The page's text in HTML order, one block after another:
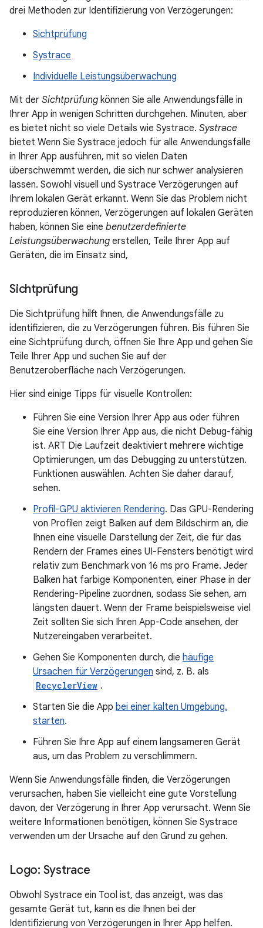
drei Methoden zur Identifizierung von Verzögerungen:
Sichtprüfung
Systrace
Individuelle Leistungsüberwachung
Mit der Sichtprüfung können Sie alle Anwendungsfälle in
Ihrer App in wenigen Schritten durchgehen. Minuten, aber
es bietet nicht so viele Details wie Systrace. Systrace
bietet Wenn Sie Systrace jedoch für alle Anwendungsfälle
in Ihrer App ausführen, mit so vielen Daten
überschwemmt werden, die sich nur schwer analysieren
lassen. Sowohl visuell und Systrace Verzögerungen auf
Ihrem lokalen Gerät erkannt. Wenn Sie das Problem nicht
reproduzieren können, Verzögerungen auf lokalen Geräten
haben, können Sie eine benutzerdefinierte
Leistungsüberwachung erstellen, Teile Ihrer App auf
Geräten, die im Einsatz sind,
Sichtprüfung
Die Sichtprüfung hilft Ihnen, die Anwendungsfälle zu
identifizieren, die zu Verzögerungen führen. Bis führen Sie
eine Sichtprüfung durch, öffnen Sie Ihre App und gehen Sie
Teile Ihrer App und suchen Sie auf der
Benutzeroberfläche nach Verzögerungen.
Hier sind einige Tipps für visuelle Kontrollen:
Führen Sie eine Version Ihrer App aus oder führen
Sie eine Version Ihrer App aus, die nicht Debug-fähig
ist. ART Die Laufzeit deaktiviert mehrere wichtige
Optimierungen, um das Debugging zu unterstützen.
Funktionen auswählen. Achten Sie daher darauf,
sehen.
Profil-GPU aktivieren Rendering. Das GPU-Rendering
von Profilen zeigt Balken auf dem Bildschirm an, die
Ihnen eine visuelle Darstellung der Zeit, die für das
Rendern der Frames eines UI-Fensters benötigt wird
relativ zum Benchmark von 16 ms pro Frame. Jeder
Balken hat farbige Komponenten, einer Phase in der
Rendering-Pipeline zuordnen, sodass Sie sehen, am
längsten dauert. Wenn der Frame beispielsweise viel
Zeit sollten Sie sich Ihren App-Code ansehen, der
Nutzereingaben verarbeitet.
Gehen Sie Komponenten durch, die häufige
Ursachen für Verzögerungen sind, z. B. als
RecyclerView .
Starten Sie die App bei einer kalten Umgebung.
starten.
Führen Sie Ihre App auf einem langsameren Gerät
aus, um das Problem zu verschlimmern.
Wenn Sie Anwendungsfälle finden, die Verzögerungen
verursachen, haben Sie vielleicht eine gute Vorstellung
davon, der Verzögerung in Ihrer App verursacht. Wenn Sie
weitere Informationen benötigen, können Sie Systrace
verwenden um der Ursache auf den Grund zu gehen.
Logo: Systrace
Obwohl Systrace ein Tool ist, das anzeigt, was das
gesamte Gerät tut, kann es die Ihnen bei der
Identifizierung von Verzögerungen in Ihrer App helfen.